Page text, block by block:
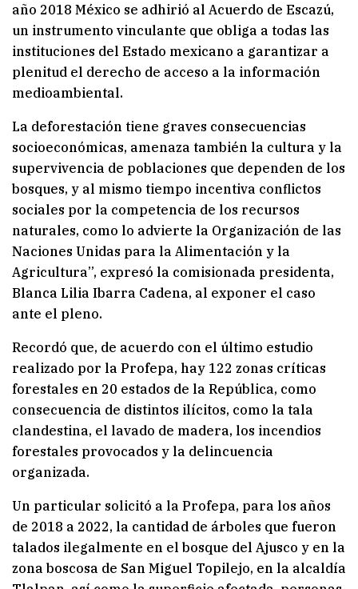
año 2018 México se adhirió al Acuerdo de Escazú,
un instrumento vinculante que obliga a todas las
instituciones del Estado mexicano a garantizar a
plenitud el derecho de acceso a la información
medioambiental.
La deforestación tiene graves consecuencias
socioeconómicas, amenaza también la cultura y la
supervivencia de poblaciones que dependen de los
bosques, y al mismo tiempo incentiva conflictos
sociales por la competencia de los recursos
naturales, como lo advierte la Organización de las
Naciones Unidas para la Alimentación y la
Agricultura”, expresó la comisionada presidenta,
Blanca Lilia Ibarra Cadena, al exponer el caso
ante el pleno.
Recordó que, de acuerdo con el último estudio
realizado por la Profepa, hay 122 zonas críticas
forestales en 20 estados de la República, como
consecuencia de distintos ilícitos, como la tala
clandestina, el lavado de madera, los incendios
forestales provocados y la delincuencia
organizada.
Un particular solicitó a la Profepa, para los años
de 2018 a 2022, la cantidad de árboles que fueron
talados ilegalmente en el bosque del Ajusco y en la
zona boscosa de San Miguel Topilejo, en la alcaldía